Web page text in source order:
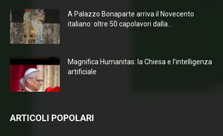
A Palazzo Bonaparte arriva il Novecento
italiano: oltre 50 capolavori dalla...
Magnifica Humanitas: la Chiesa e l’intelligenza
artificiale
ARTICOLI POPOLARI